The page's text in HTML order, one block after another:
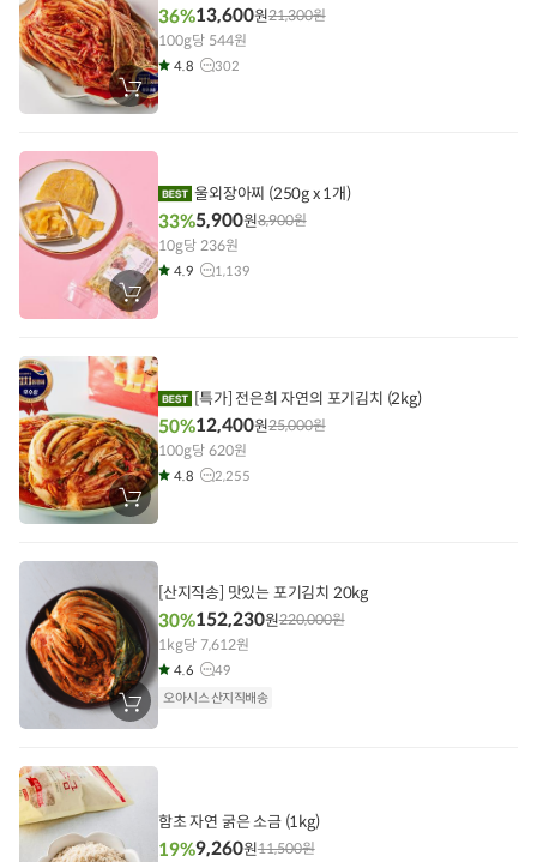
장
바
에
36%13,600원21,300원
100g당 544원
4.8 302
장
바
에
담
기
울외장아찌 (250g x 1개)
33%5,900원8,900원
10g당 236원
4.9 1,139
장
바
에
기
[특가] 전은희 자연의 포기김치 (2kg)
50%12,400원25,000원
100g당 620원
4.8 2,255
장
바
에
기
[산지직송] 맛있는 포기김치 20kg
30%152,230원220,000원
1kg당 7,612원
4.6
49
오아시스 산지직배송
함초 자연 굵은 소금 (1kg)
19%9,260원11,500원